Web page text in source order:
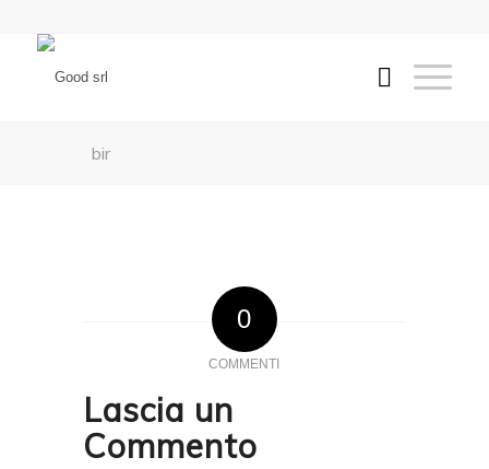
bir
0
COMMENTI
Lascia un
Commento